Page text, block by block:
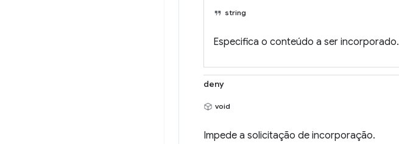
string
Especifica o conteúdo a ser incorporado.
deny
void
Impede a solicitação de incorporação.